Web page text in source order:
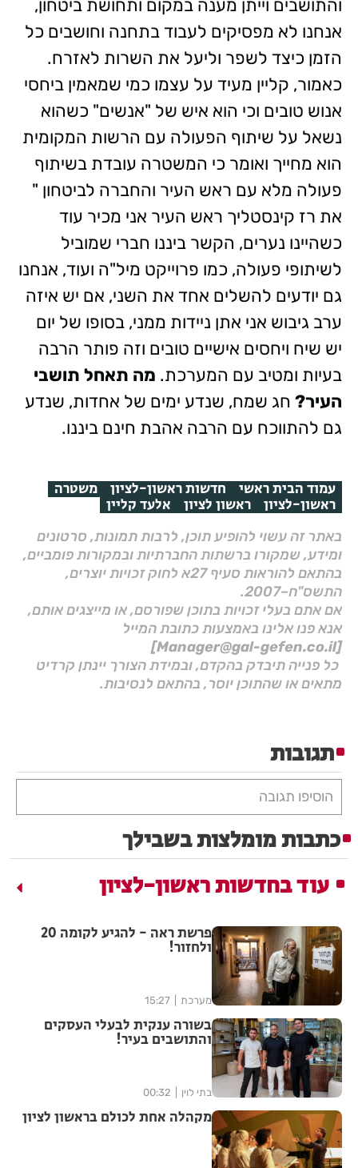
והתושבים וייתן מענה במקום ותחושת ביטחון,
אנחנו לא מפסיקים לעבוד בתחנה וחושבים כל
הזמן כיצד לשפר וליעל את השרות לאזרח.
כאמור, קליין מעיד על עצמו כמי שמאמין ביחסי
אנוש טובים וכי הוא איש של "אנשים" כשהוא
נשאל על שיתוף הפעולה עם הרשות המקומית
הוא מחייך ואומר כי המשטרה עובדת בשיתוף
פעולה מלא עם ראש העיר והחברה לביטחון "
את רז קינסטליך ראש העיר אני מכיר עוד
כשהיינו נערים, הקשר ביננו חברי שמוביל
לשיתופי פעולה, כמו פרוייקט מיל"ה ועוד, אנחנו
גם יודעים להשלים אחד את השני, אם יש איזה
ערב גיבוש אני אתן ניידות ממני, בסופו של יום
יש שיח ויחסים אישיים טובים וזה פותר הרבה
בעיות ומטיב עם המערכת. מה תאחל תושבי
העיר? חג שמח, שנדע ימים של אחדות, שנדע
גם להתווכח עם הרבה אהבת חינם ביננו.
עמוד הבית ראשי חדשות ראשון-לציון משטרה
ראשון-לציון ראשון לציון אלעד קליין
באתר זה עשוי להופיע תוכן, לרבות תמונות, סרטונים
ומידע, שמקורו ברשתות החברתיות ובמקורות פומביים,
בהתאם להוראות סעיף 27א לחוק זכויות יוצרים,
התשס"ח–2007.
אם אתם בעלי זכויות בתוכן שפורסם, או מייצגים אותם,
אנא פנו אלינו באמצעות כתובת המייל
[Manager@gal-gefen.co.il]
כל פנייה תיבדק בהקדם, ובמידת הצורך יינתן קרדיט
מתאים או שהתוכן יוסר, בהתאם לנסיבות.
תגובות
הוסיפו תגובה
כתבות מומלצות בשבילך
עוד בחדשות ראשון-לציון
פרשת ראה - להגיע לקומה 20
ולחזור!
מערכת 15:27
בשורה ענקית לבעלי העסקים
והתושבים בעיר!
בתי לוין 00:32
מקהלה אחת לכולם בראשון לציון